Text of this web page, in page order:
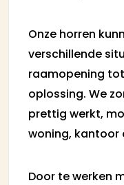
Onze horren
verschillende
raamopening
oplossing. We
prettig werkt,
woning, kantoor
Door te werken